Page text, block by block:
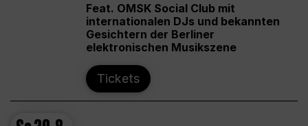
Feat. OMSK Social Club mit
internationalen DJs und bekannten
Gesichtern der Berliner
elektronischen Musikszene
Tickets